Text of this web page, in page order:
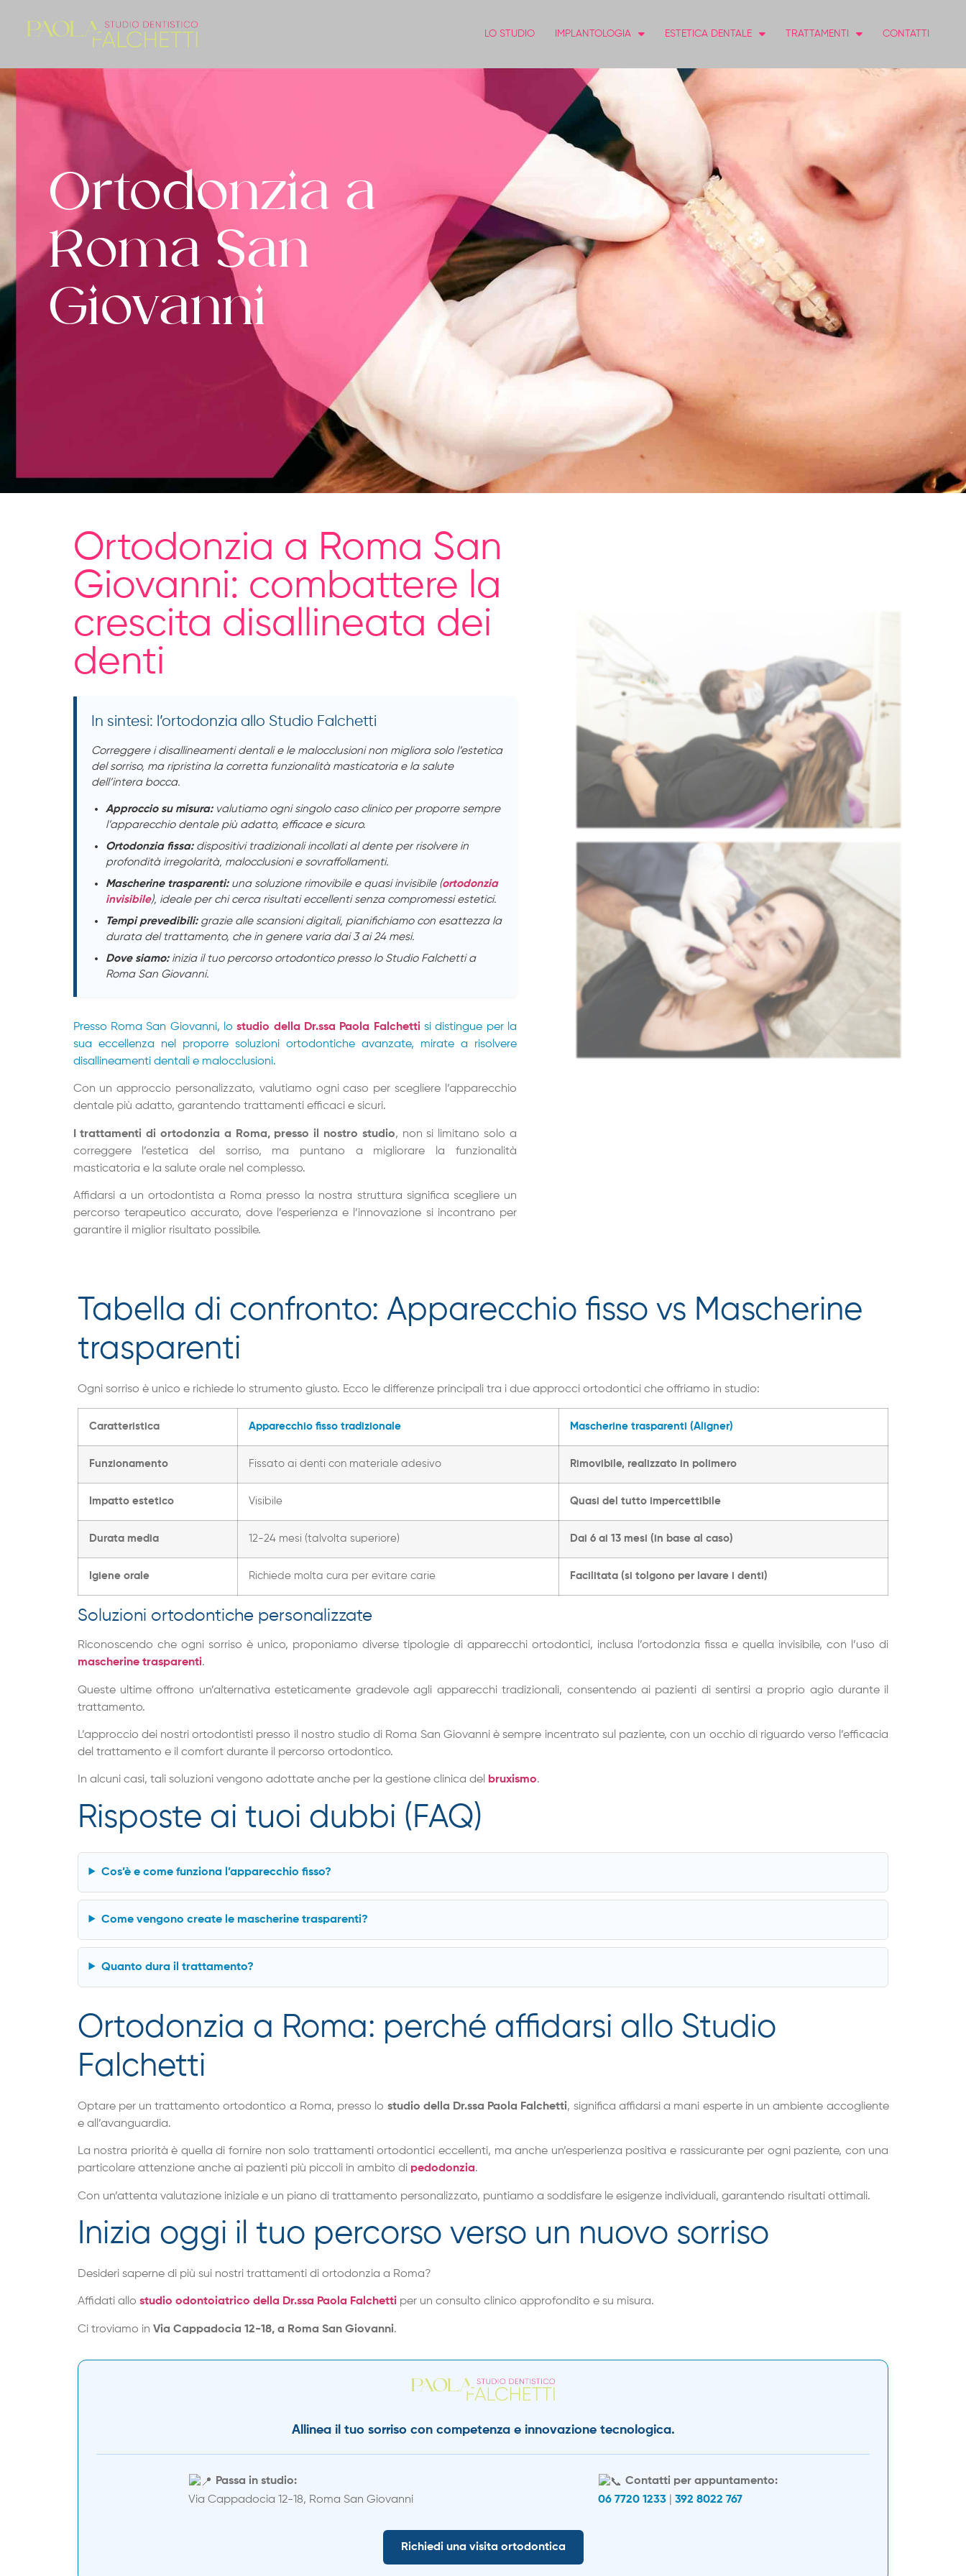
LO STUDIO IMPLANTOLOGIA ESTETICA DENTALE TRATTAMENTI CONTATTI
Ortodonzia a
Roma San
Giovanni
Ortodonzia a Roma San
Giovanni: combattere la
crescita disallineata dei
denti
In sintesi: l’ortodonzia allo Studio Falchetti
Correggere i disallineamenti dentali e le malocclusioni non migliora solo l’estetica
del sorriso, ma ripristina la corretta funzionalità masticatoria e la salute
dell’intera bocca.
Approccio su misura:valutiamo ogni singolo caso clinico per proporre sempre
l’apparecchio dentale più adatto, efficace e sicuro.
Ortodonzia fissa:dispositivi tradizionali incollati al dente per risolvere in
profondità irregolarità, malocclusioni e sovraffollamenti.
Mascherine trasparenti:una soluzione rimovibile e quasi invisibile (ortodonzia
invisibile), ideale per chi cerca risultati eccellenti senza compromessi estetici.
Tempi prevedibili:grazie alle scansioni digitali, pianifichiamo con esattezza la
durata del trattamento, che in genere varia dai 3 ai 24 mesi.
Dove siamo:inizia il tuo percorso ortodontico presso lo Studio Falchetti a
Roma San Giovanni.
Presso Roma San Giovanni, lostudio della Dr.ssa Paola Falchetti si distingue per la
sua eccellenza nel proporre soluzioni ortodontiche avanzate, mirate a risolvere
disallineamenti dentali e malocclusioni.
Con un approccio personalizzato, valutiamo ogni caso per scegliere l’apparecchio
dentale più adatto, garantendo trattamenti efficaci e sicuri.
I trattamenti di ortodonzia a Roma, presso il nostro studio, non si limitano solo a
correggere l’estetica del sorriso, ma puntano a migliorare la funzionalità
masticatoria e la salute orale nel complesso.
Affidarsi a un ortodontista a Roma presso la nostra struttura significa scegliere un
percorso terapeutico accurato, dove l’esperienza e l’innovazione si incontrano per
garantire il miglior risultato possibile.
Tabella di confronto: Apparecchio fisso vs Mascherine
trasparenti
Ogni sorriso è unico e richiede lo strumento giusto. Ecco le differenze principali tra i due approcci ortodontici che offriamo in studio:
Caratteristica Apparecchio fisso tradizionale Mascherine trasparenti (Aligner)
Funzionamento Fissato ai denti con materiale adesivo Rimovibile, realizzato in polimero
Impatto estetico Visibile Quasi del tutto impercettibile
Durata media 12-24 mesi (talvolta superiore) Dai 6 ai 13 mesi (in base al caso)
Igiene orale Richiede molta cura per evitare carie Facilitata (si tolgono per lavare i denti)
Soluzioni ortodontiche personalizzate
Riconoscendo che ogni sorriso è unico, proponiamo diverse tipologie di apparecchi ortodontici, inclusa l’ortodonzia fissa e quella invisibile, con l’uso di
mascherine trasparenti.
Queste ultime offrono un’alternativa esteticamente gradevole agli apparecchi tradizionali, consentendo ai pazienti di sentirsi a proprio agio durante il
trattamento.
L’approccio dei nostri ortodontisti presso il nostro studio di Roma San Giovanni è sempre incentrato sul paziente, con un occhio di riguardo verso l’efficacia
del trattamento e il comfort durante il percorso ortodontico.
In alcuni casi, tali soluzioni vengono adottate anche per la gestione clinica del bruxismo.
Risposte ai tuoi dubbi (FAQ)
Cos’è e come funziona l’apparecchio fisso?
Come vengono create le mascherine trasparenti?
Quanto dura il trattamento?
Ortodonzia a Roma: perché affidarsi allo Studio
Falchetti
Optare per un trattamento ortodontico a Roma, presso lo studio della Dr.ssa Paola Falchetti, significa affidarsi a mani esperte in un ambiente accogliente
e all’avanguardia.
La nostra priorità è quella di fornire non solo trattamenti ortodontici eccellenti, ma anche un’esperienza positiva e rassicurante per ogni paziente, con una
particolare attenzione anche ai pazienti più piccoli in ambito di pedodonzia.
Con un’attenta valutazione iniziale e un piano di trattamento personalizzato, puntiamo a soddisfare le esigenze individuali, garantendo risultati ottimali.
Inizia oggi il tuo percorso verso un nuovo sorriso
Desideri saperne di più sui nostri trattamenti di ortodonzia a Roma?
Affidati allo studio odontoiatrico della Dr.ssa Paola Falchetti per un consulto clinico approfondito e su misura.
Ci troviamo in Via Cappadocia 12-18, a Roma San Giovanni.
Allinea il tuo sorriso con competenza e innovazione tecnologica.
Passa in studio:
Via Cappadocia 12-18, Roma San Giovanni
Contatti per appuntamento:
06 7720 1233| 392 8022 767
Richiedi una visita ortodontica